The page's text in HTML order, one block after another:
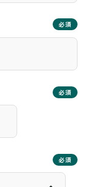
必須
必須
必須